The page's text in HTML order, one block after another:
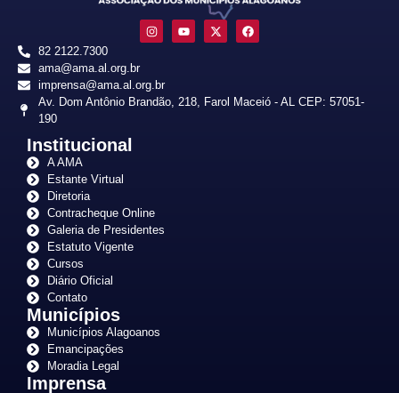
82 2122.7300
ama@ama.al.org.br
imprensa@ama.al.org.br
Av. Dom Antônio Brandão, 218, Farol Maceió - AL CEP: 57051-
190
Institucional
A AMA
Estante Virtual
Diretoria
Contracheque Online
Galeria de Presidentes
Estatuto Vigente
Cursos
Diário Oficial
Contato
Municípios
Municípios Alagoanos
Emancipações
Moradia Legal
Imprensa